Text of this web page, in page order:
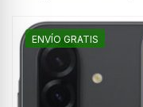
ENVÍO GRATIS